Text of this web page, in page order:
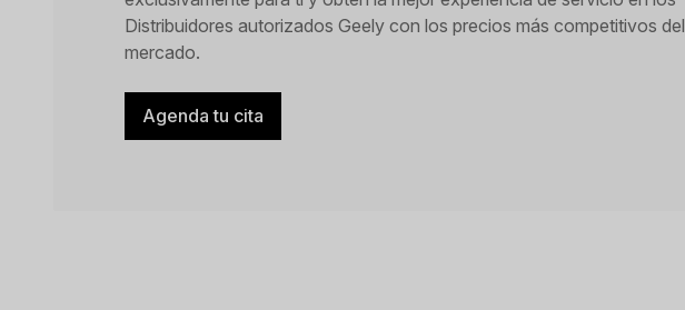
Distribuidores autorizados Geely con los precios más competitivos del
mercado.
Agenda tu cita